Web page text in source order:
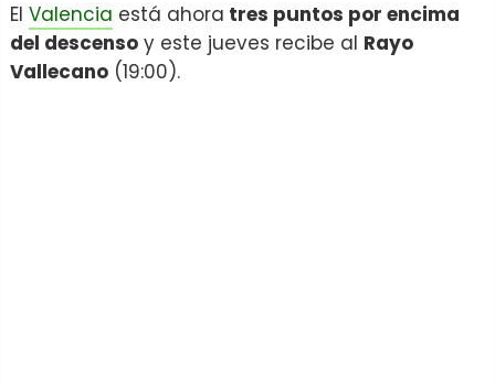
El Valencia está ahora tres puntos por encima
del descenso y este jueves recibe al Rayo
Vallecano (19:00).